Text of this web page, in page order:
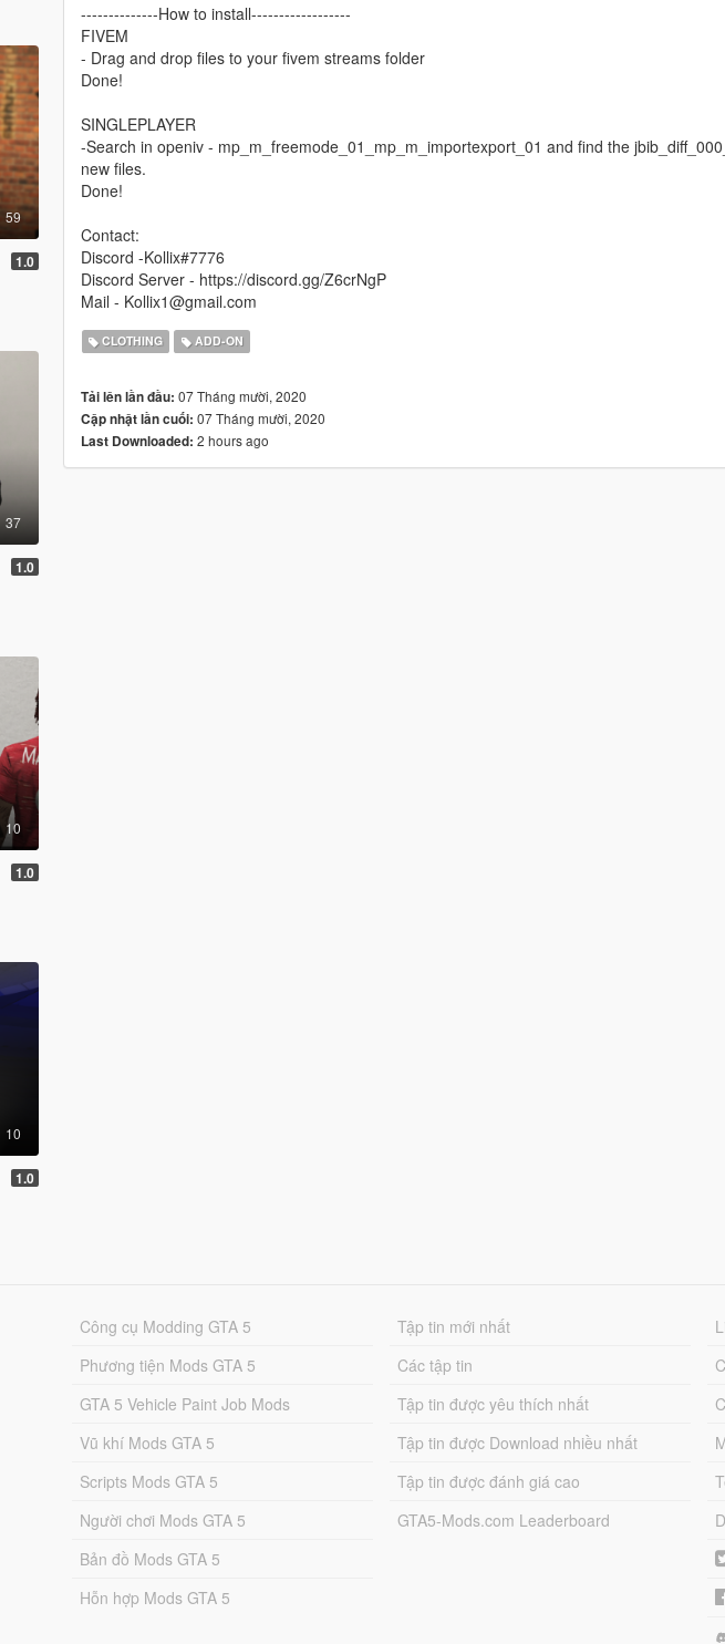
59
1.0
37
1.0
10
1.0
10
1.0
--------------How to install------------------
FIVEM
- Drag and drop files to your fivem streams folder
Done!
SINGLEPLAYER
-Search in openiv - mp_m_freemode_01_mp_m_importexport_01 and find the
new files.
Done!
Contact:
Discord -Kollix#7776
Discord Server - https://discord.gg/Z6crNgP
Mail - Kollix1@gmail.com
CLOTHING ADD-ON
Tải lên lần đầu: 07 Tháng mười, 2020
Cập nhật lần cuối: 07 Tháng mười, 2020
Last Downloaded: 2 hours ago
Công cụ Modding GTA 5
Phương tiện Mods GTA 5
GTA 5 Vehicle Paint Job Mods
Vũ khí Mods GTA 5
Scripts Mods GTA 5
Người chơi Mods GTA 5
Bản đồ Mods GTA 5
Hỗn hợp Mods GTA 5
Tập tin mới nhất
Các tập tin
Tập tin được yêu thích nhất
Tập tin được Download nhiều nhất
Tập tin được đánh giá cao
GTA5-Mods.com Leaderboard